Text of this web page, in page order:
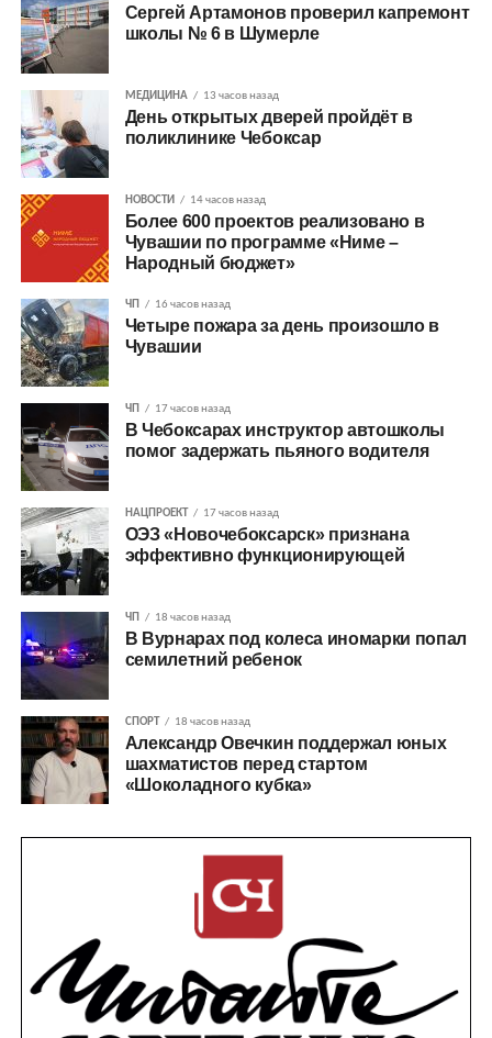
Сергей Артамонов проверил капремонт
школы № 6 в Шумерле
МЕДИЦИНА 13 часов назад
День открытых дверей пройдёт в
поликлинике Чебоксар
НОВОСТИ 14 часов назад
Более 600 проектов реализовано в
Чувашии по программе «Ниме –
Народный бюджет»
ЧП 16 часов назад
Четыре пожара за день произошло в
Чувашии
ЧП 17 часов назад
В Чебоксарах инструктор автошколы
помог задержать пьяного водителя
НАЦПРОЕКТ 17 часов назад
ОЭЗ «Новочебоксарск» признана
эффективно функционирующей
ЧП 18 часов назад
В Вурнарах под колеса иномарки попал
семилетний ребенок
СПОРТ 18 часов назад
Александр Овечкин поддержал юных
шахматистов перед стартом
«Шоколадного кубка»